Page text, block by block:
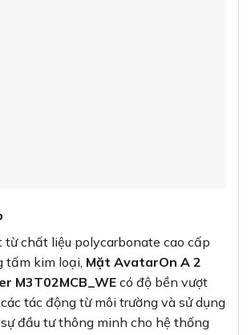
chất liệu polycarbonate cao cấp
tấm kim loại, Mặt AvatarOn A 2
M3T02MCB_WE có độ bền vượt
tác động từ môi trường và sử dụng
đầu tư thông minh cho hệ thống